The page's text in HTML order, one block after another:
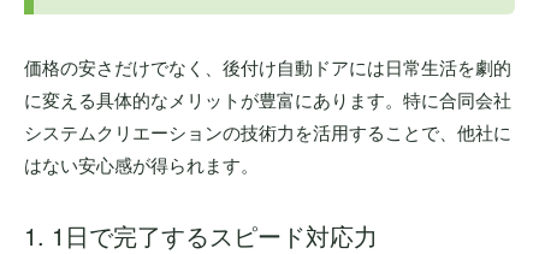
価格の安さだけでなく、後付け自動ドアには日常生活を劇的
に変える具体的なメリットが豊富にあります。特に合同会社
システムクリエーションの技術力を活用することで、他社に
はない安心感が得られます。
1. 1日で完了するスピード対応力